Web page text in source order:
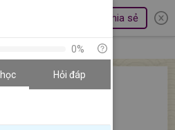
Chia sẻ
0%
Hỏi đáp